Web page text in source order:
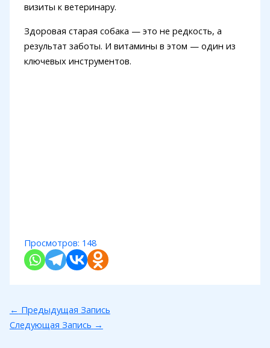
визиты к ветеринару.
Здоровая старая собака — это не редкость, а
результат заботы. И витамины в этом — один из
ключевых инструментов.
Просмотров: 148
← Предыдущая Запись
Следующая Запись →